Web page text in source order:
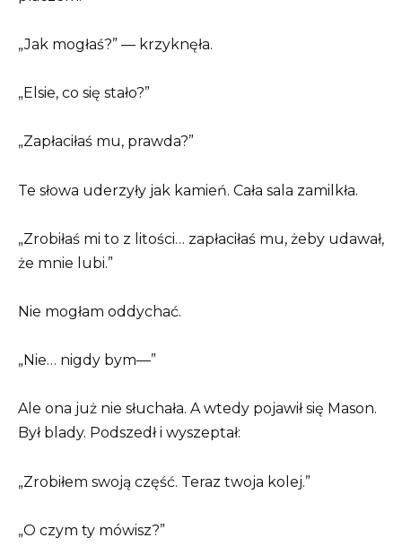
„Jak mogłaś?” — krzyknęła.
„Elsie, co się stało?”
„Zapłaciłaś mu, prawda?”
Te słowa uderzyły jak kamień. Cała sala zamilkła.
„Zrobiłaś mi to z litości… zapłaciłaś mu, żeby udawał,
że mnie lubi.”
Nie mogłam oddychać.
„Nie… nigdy bym—”
Ale ona już nie słuchała. A wtedy pojawił się Mason.
Był blady. Podszedł i wyszeptał:
„Zrobiłem swoją część. Teraz twoja kolej.”
„O czym ty mówisz?”